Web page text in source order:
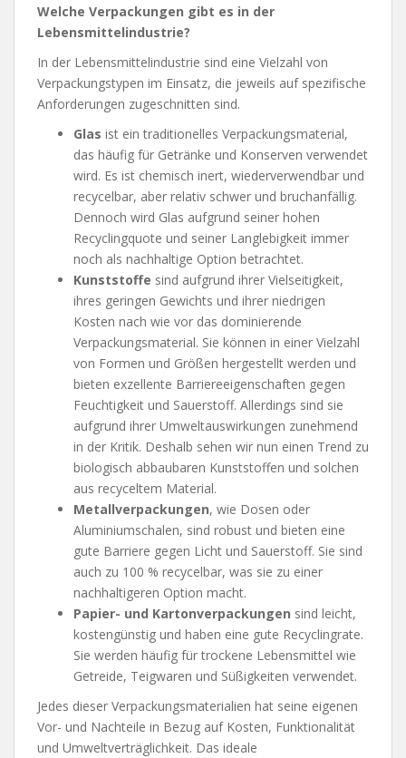
Welche Verpackungen gibt es in der
Lebensmittelindustrie?
In der Lebensmittelindustrie sind eine Vielzahl von
Verpackungstypen im Einsatz, die jeweils auf spezifische
Anforderungen zugeschnitten sind.
Glas ist ein traditionelles Verpackungsmaterial,
das häufig für Getränke und Konserven verwendet
wird. Es ist chemisch inert, wiederverwendbar und
recycelbar, aber relativ schwer und bruchanfällig.
Dennoch wird Glas aufgrund seiner hohen
Recyclingquote und seiner Langlebigkeit immer
noch als nachhaltige Option betrachtet.
Kunststoffe sind aufgrund ihrer Vielseitigkeit,
ihres geringen Gewichts und ihrer niedrigen
Kosten nach wie vor das dominierende
Verpackungsmaterial. Sie können in einer Vielzahl
von Formen und Größen hergestellt werden und
bieten exzellente Barriereeigenschaften gegen
Feuchtigkeit und Sauerstoff. Allerdings sind sie
aufgrund ihrer Umweltauswirkungen zunehmend
in der Kritik. Deshalb sehen wir nun einen Trend zu
biologisch abbaubaren Kunststoffen und solchen
aus recyceltem Material.
Metallverpackungen, wie Dosen oder
Aluminiumschalen, sind robust und bieten eine
gute Barriere gegen Licht und Sauerstoff. Sie sind
auch zu 100 % recycelbar, was sie zu einer
nachhaltigeren Option macht.
Papier- und Kartonverpackungen sind leicht,
kostengünstig und haben eine gute Recyclingrate.
Sie werden häufig für trockene Lebensmittel wie
Getreide, Teigwaren und Süßigkeiten verwendet.
Jedes dieser Verpackungsmaterialien hat seine eigenen
Vor- und Nachteile in Bezug auf Kosten, Funktionalität
und Umweltverträglichkeit. Das ideale